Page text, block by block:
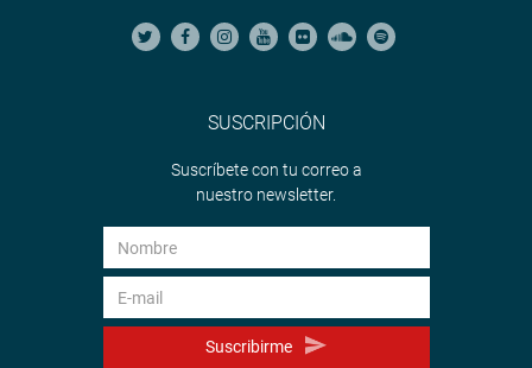
SUSCRIPCIÓN
Suscríbete con tu correo a
nuestro newsletter.
Suscribirme